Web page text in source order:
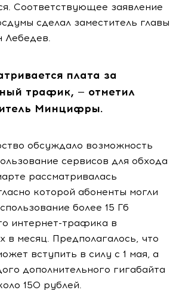
Соответствующее заявление
сделал заместитель главы
Лебедев.
плата за
трафик, — отметил
Минцифры.
обсуждало возможность
сервисов для обхода
рассматривалась
которой абоненты могли
более 15 Гб
интернет-трафика в
в месяц. Предполагалось, что
вступить в силу с 1 мая, а
дополнительного гигабайта
150 рублей.